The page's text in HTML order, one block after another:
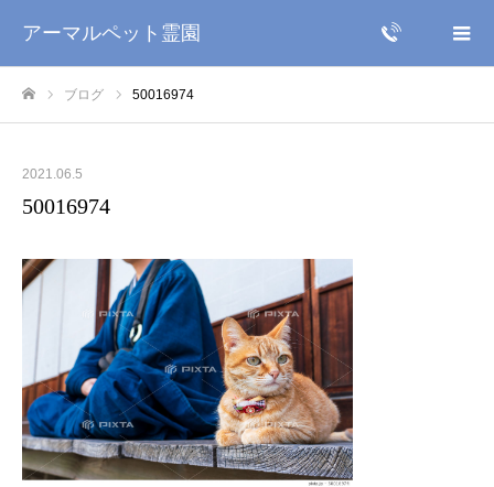
アーマルペット霊園
ブログ 50016974
2021.06.5
50016974